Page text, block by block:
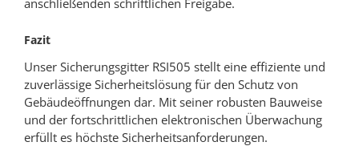
Fazit
Unser Sicherungsgitter RSI505 stellt eine effiziente und
zuverlässige Sicherheitslösung für den Schutz von
Gebäudeöffnungen dar. Mit seiner robusten Bauweise
und der fortschrittlichen elektronischen Überwachung
erfüllt es höchste Sicherheitsanforderungen.